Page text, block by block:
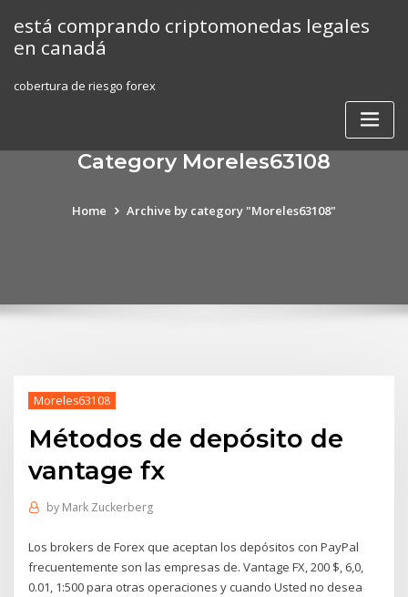
content
está comprando criptomonedas legales
en canadá
cobertura de riesgo forex
Category Moreles63108
Home Archive by category "Moreles63108"
Moreles63108
Métodos de depósito de
vantage fx
by Mark Zuckerberg
Los brokers de Forex que aceptan los depósitos con PayPal
frecuentemente son las empresas de. Vantage FX, 200 $, 6,0,
0.01, 1:500 para otras operaciones y cuando Usted no desea